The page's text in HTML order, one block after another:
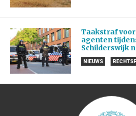
Taakstraf
agenten
Schilderswijk
NIEUWS